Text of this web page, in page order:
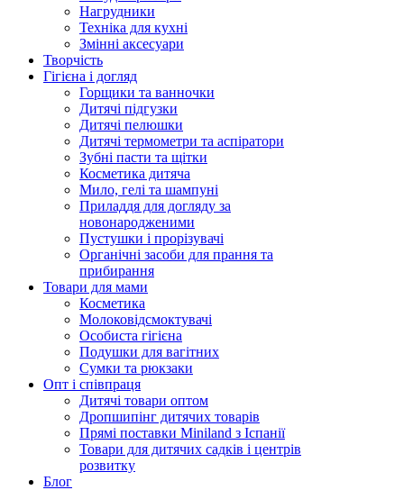
Нагрудники
Техніка для кухні
Змінні аксесуари
Творчість
Гігієна і догляд
Горщики та ванночки
Дитячі підгузки
Дитячі пелюшки
Дитячі термометри та аспіратори
Зубні пасти та щітки
Косметика дитяча
Мило, гелі та шампуні
Приладдя для догляду за
новонародженими
Пустушки і прорізувачі
Органічні засоби для прання та
прибирання
Товари для мами
Косметика
Молоковідсмоктувачі
Особиста гігієна
Подушки для вагітних
Сумки та рюкзаки
Опт і співпраця
Дитячі товари оптом
Дропшипінг дитячих товарів
Прямі поставки Miniland з Іспанії
Товари для дитячих садків і центрів
розвитку
Блог